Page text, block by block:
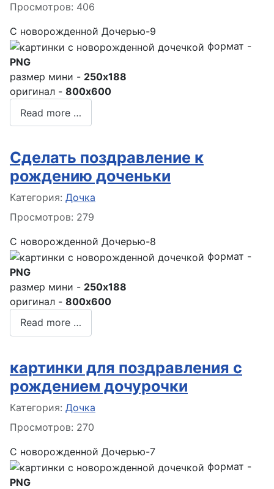
Просмотров: 406
С новорожденной Дочерью-9
формат -
PNG
размер мини - 250x188
оригинал - 800x600
Read more …
Сделать поздравление к
рождению доченьки
Информация о материале
Категория: Дочка
Просмотров: 279
С новорожденной Дочерью-8
формат -
PNG
размер мини - 250x188
оригинал - 800x600
Read more …
картинки для поздравления с
рождением дочурочки
Информация о материале
Категория: Дочка
Просмотров: 270
С новорожденной Дочерью-7
формат -
PNG